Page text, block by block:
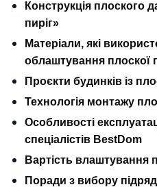
Конструкція плоского
пиріг»
Матеріали, які
облаштування плоскої
Проєкти будинків із
Технологія монтажу
Особливості
спеціалістів BestDom
Вартість влаштування
Поради з вибору